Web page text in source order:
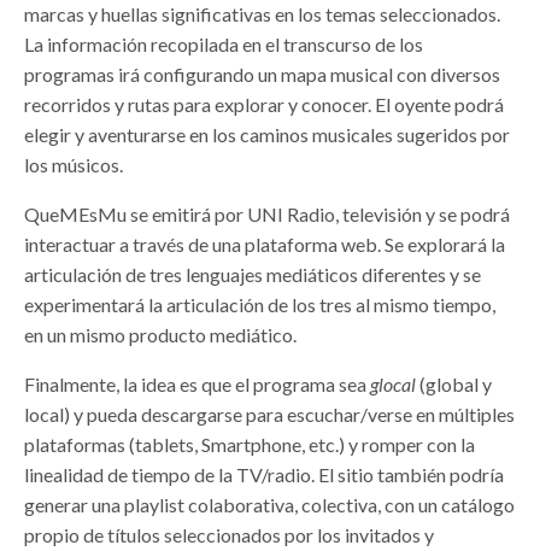
marcas y huellas significativas en los temas seleccionados.
La información recopilada en el transcurso de los
programas irá configurando un mapa musical con diversos
recorridos y rutas para explorar y conocer. El oyente podrá
elegir y aventurarse en los caminos musicales sugeridos por
los músicos.
QueMEsMu se emitirá por UNI Radio, televisión y se podrá
interactuar a través de una plataforma web. Se explorará la
articulación de tres lenguajes mediáticos diferentes y se
experimentará la articulación de los tres al mismo tiempo,
en un mismo producto mediático.
Finalmente, la idea es que el programa sea glocal(global y
local) y pueda descargarse para escuchar/verse en múltiples
plataformas (tablets, Smartphone, etc.) y romper con la
linealidad de tiempo de la TV/radio. El sitio también podría
generar una playlist colaborativa, colectiva, con un catálogo
propio de títulos seleccionados por los invitados y